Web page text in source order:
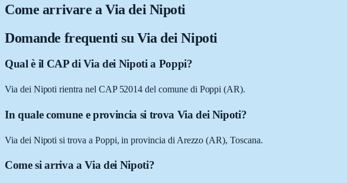
Come arrivare aVia dei Nipoti
Domande frequenti su Via dei Nipoti
Qual è il CAP di Via dei Nipoti a Poppi?
Via dei Nipoti rientra nel CAP 52014 del comune di Poppi (AR).
In quale comune e provincia si trova Via dei Nipoti?
Via dei Nipoti si trova a Poppi, in provincia di Arezzo (AR), Toscana.
Come si arriva a Via dei Nipoti?